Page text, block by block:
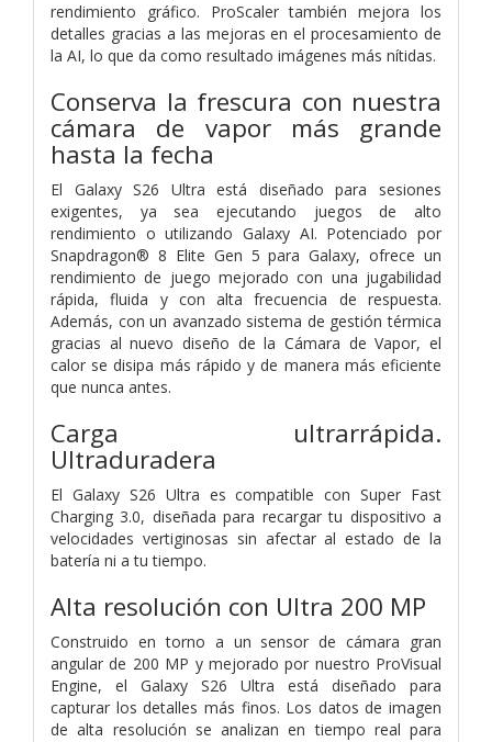
rendimiento gráfico. ProScaler también mejora los
detalles gracias a las mejoras en el procesamiento de
la AI, lo que da como resultado imágenes más nítidas.
Conserva la frescura con nuestra
cámara de vapor más grande
hasta la fecha
El Galaxy S26 Ultra está diseñado para sesiones
exigentes, ya sea ejecutando juegos de alto
rendimiento o utilizando Galaxy AI. Potenciado por
Snapdragon® 8 Elite Gen 5 para Galaxy, ofrece un
rendimiento de juego mejorado con una jugabilidad
rápida, fluida y con alta frecuencia de respuesta.
Además, con un avanzado sistema de gestión térmica
gracias al nuevo diseño de la Cámara de Vapor, el
calor se disipa más rápido y de manera más eficiente
que nunca antes.
Carga ultrarrápida.
Ultraduradera
El Galaxy S26 Ultra es compatible con Super Fast
Charging 3.0, diseñada para recargar tu dispositivo a
velocidades vertiginosas sin afectar al estado de la
batería ni a tu tiempo.
Alta resolución con Ultra 200 MP
Construido en torno a un sensor de cámara gran
angular de 200 MP y mejorado por nuestro ProVisual
Engine, el Galaxy S26 Ultra está diseñado para
capturar los detalles más finos. Los datos de imagen
de alta resolución se analizan en tiempo real para